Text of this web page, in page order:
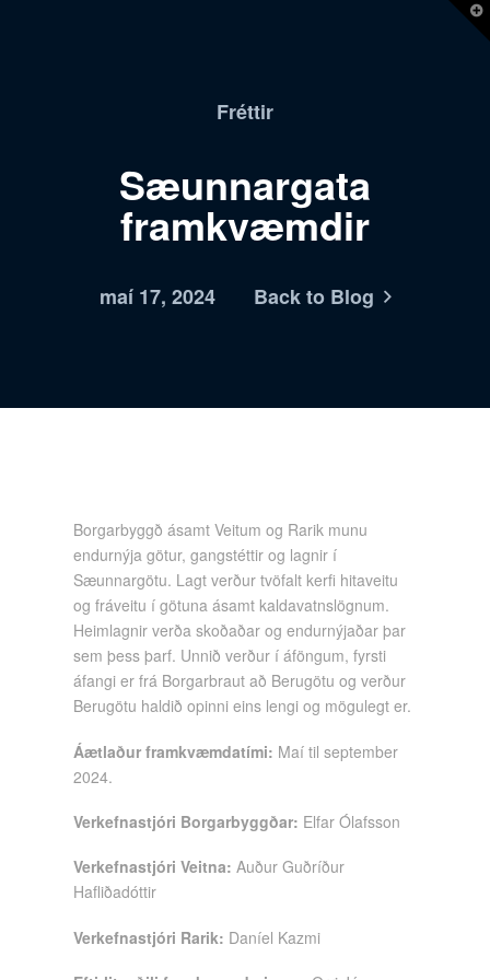
Fréttir
Sæunn­ar­gata
framkvæmdir
maí 17, 2024 Back to Blog
Borgarbyggð ásamt Veitum og Rarik munu
endurnýja götur, gangstéttir og lagnir í
Sæunnargötu. Lagt verður tvöfalt kerfi hitaveitu
og fráveitu í götuna ásamt kaldavatnslögnum.
Heimlagnir verða skoðaðar og endurnýjaðar þar
sem þess þarf. Unnið verður í áföngum, fyrsti
áfangi er frá Borgarbraut að Berugötu og verður
Berugötu haldið opinni eins lengi og mögulegt er.
Áætlaður framkvæmdatími: Maí til september
2024.
Verkefnastjóri Borgarbyggðar: Elfar Ólafsson
Verkefnastjóri Veitna: Auður Guðríður
Hafliðadóttir
Verkefnastjóri Rarik: Daníel Kazmi